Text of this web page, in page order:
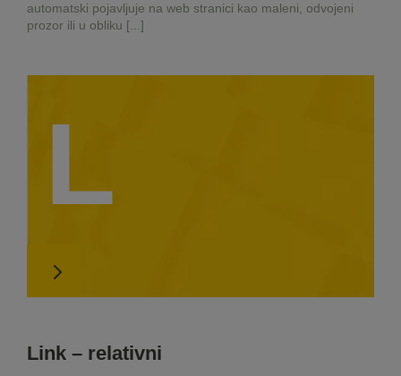
automatski pojavljuje na web stranici kao maleni, odvojeni
prozor ili u obliku [...]
L
Link – relativni